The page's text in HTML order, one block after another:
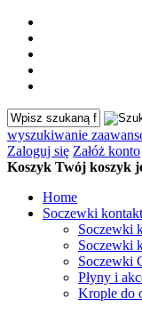
wyszukiwanie
Zaloguj się Załóż konto
Koszyk Twój koszyk
Home
Soczewki
Soczewki
Soczewki
Soczewki
Płyny i
Krople do